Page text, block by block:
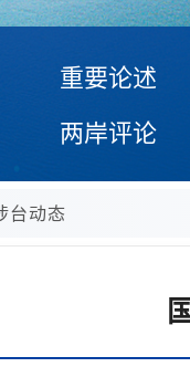
重要论述
两岸评论
台动态